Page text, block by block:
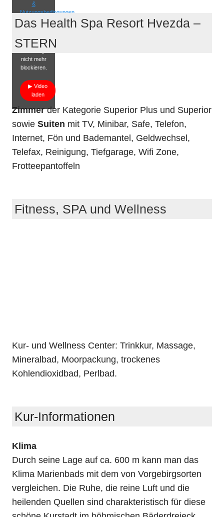
&
Nutzungsbedingungen
Videos
nicht mehr
blockieren.
Video
laden
Das Health Spa Resort Hvezda –
STERN
Zimmerder Kategorie Superior Plus und Superior
sowie Suiten mit TV, Minibar, Safe, Telefon,
Internet, Fön und Bademantel, Geldwechsel,
Telefax, Reinigung, Tiefgarage, Wifi Zone,
Frotteepantoffeln
Fitness, SPA und Wellness
Kur- und Wellness Center: Trinkkur, Massage,
Mineralbad, Moorpackung, trockenes
Kohlendioxidbad, Perlbad.
Kur-Informationen
Klima
Durch seine Lage auf ca. 600 m kann man das
Klima Marienbads mit dem von Vorgebirgsorten
vergleichen. Die Ruhe, die reine Luft und die
heilenden Quellen sind charakteristisch für diese